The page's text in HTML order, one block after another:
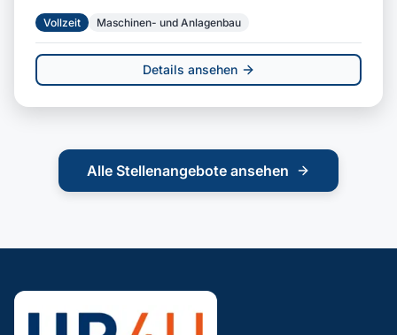
Vollzeit Maschinen- und Anlagenbau
Details ansehen
Alle Stellenangebote ansehen